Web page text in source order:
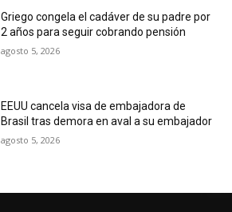
Griego congela el cadáver de su padre por
2 años para seguir cobrando pensión
agosto 5, 2026
EEUU cancela visa de embajadora de
Brasil tras demora en aval a su embajador
agosto 5, 2026